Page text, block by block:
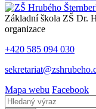
Základní škola ZŠ Dr.
organizace
+420 585 094 030
Mapa webu Facebook